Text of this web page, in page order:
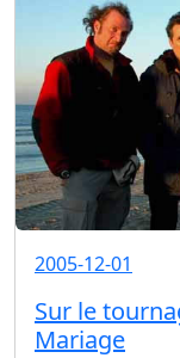
2005-12-01
Sur le
Mariage